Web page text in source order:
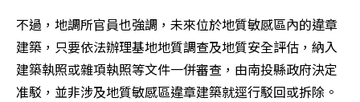
不過，地調所官員也強調，未來位於地質敏感區內的違章
建築，只要依法辦理基地地質調查及地質安全評估，納入
建築執照或雜項執照等文件一併審查，由南投縣政府決定
准駁，並非涉及地質敏感區違章建築就逕行駁回或拆除。